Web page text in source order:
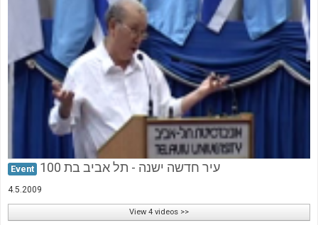
Event עיר חדשה ישנה - תל אביב בת 100
4.5.2009
View 4 videos >>